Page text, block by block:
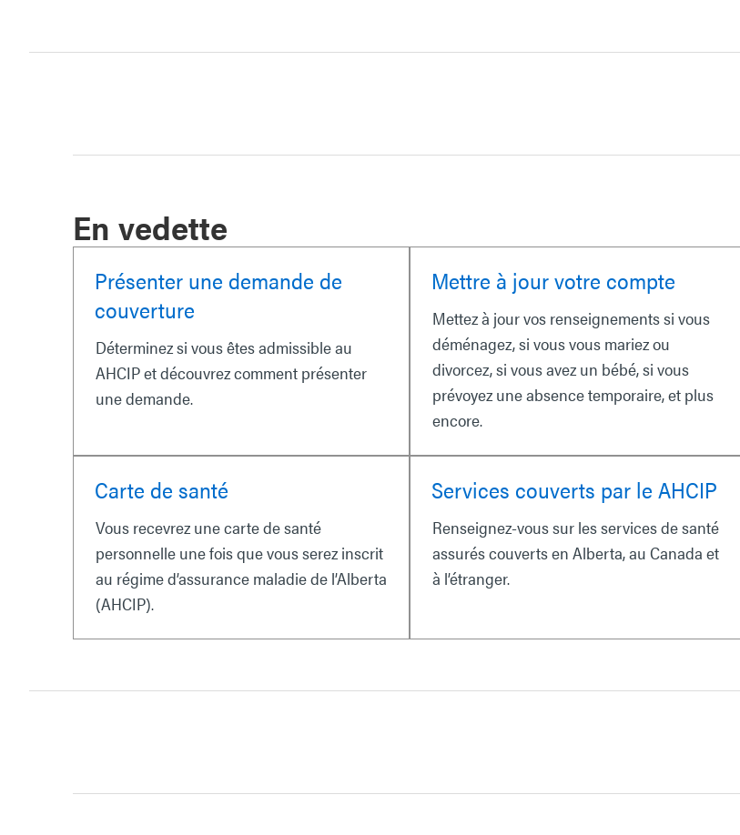
En vedette
Présenter une demande de
couverture
Déterminez si vous êtes admissible au
AHCIP et découvrez comment présenter
une demande.
Mettre à jour votre compte
Mettez à jour vos renseignements si vous
déménagez, si vous vous mariez ou
divorcez, si vous avez un bébé, si vous
prévoyez une absence temporaire, et plus
encore.
Carte de santé
Vous recevrez une carte de santé
personnelle une fois que vous serez inscrit
au régime d’assurance maladie de l’Alberta
(AHCIP).
Services couverts par le AHCIP
Renseignez-vous sur les services de santé
assurés couverts en Alberta, au Canada et
à l’étranger.